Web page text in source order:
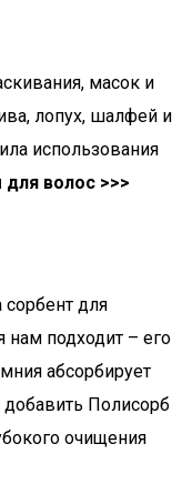
масок и
лопух, шалфей и
использования
волос >>>
сорбент для
нам подходит – его
абсорбирует
добавить Полисорб
очищения